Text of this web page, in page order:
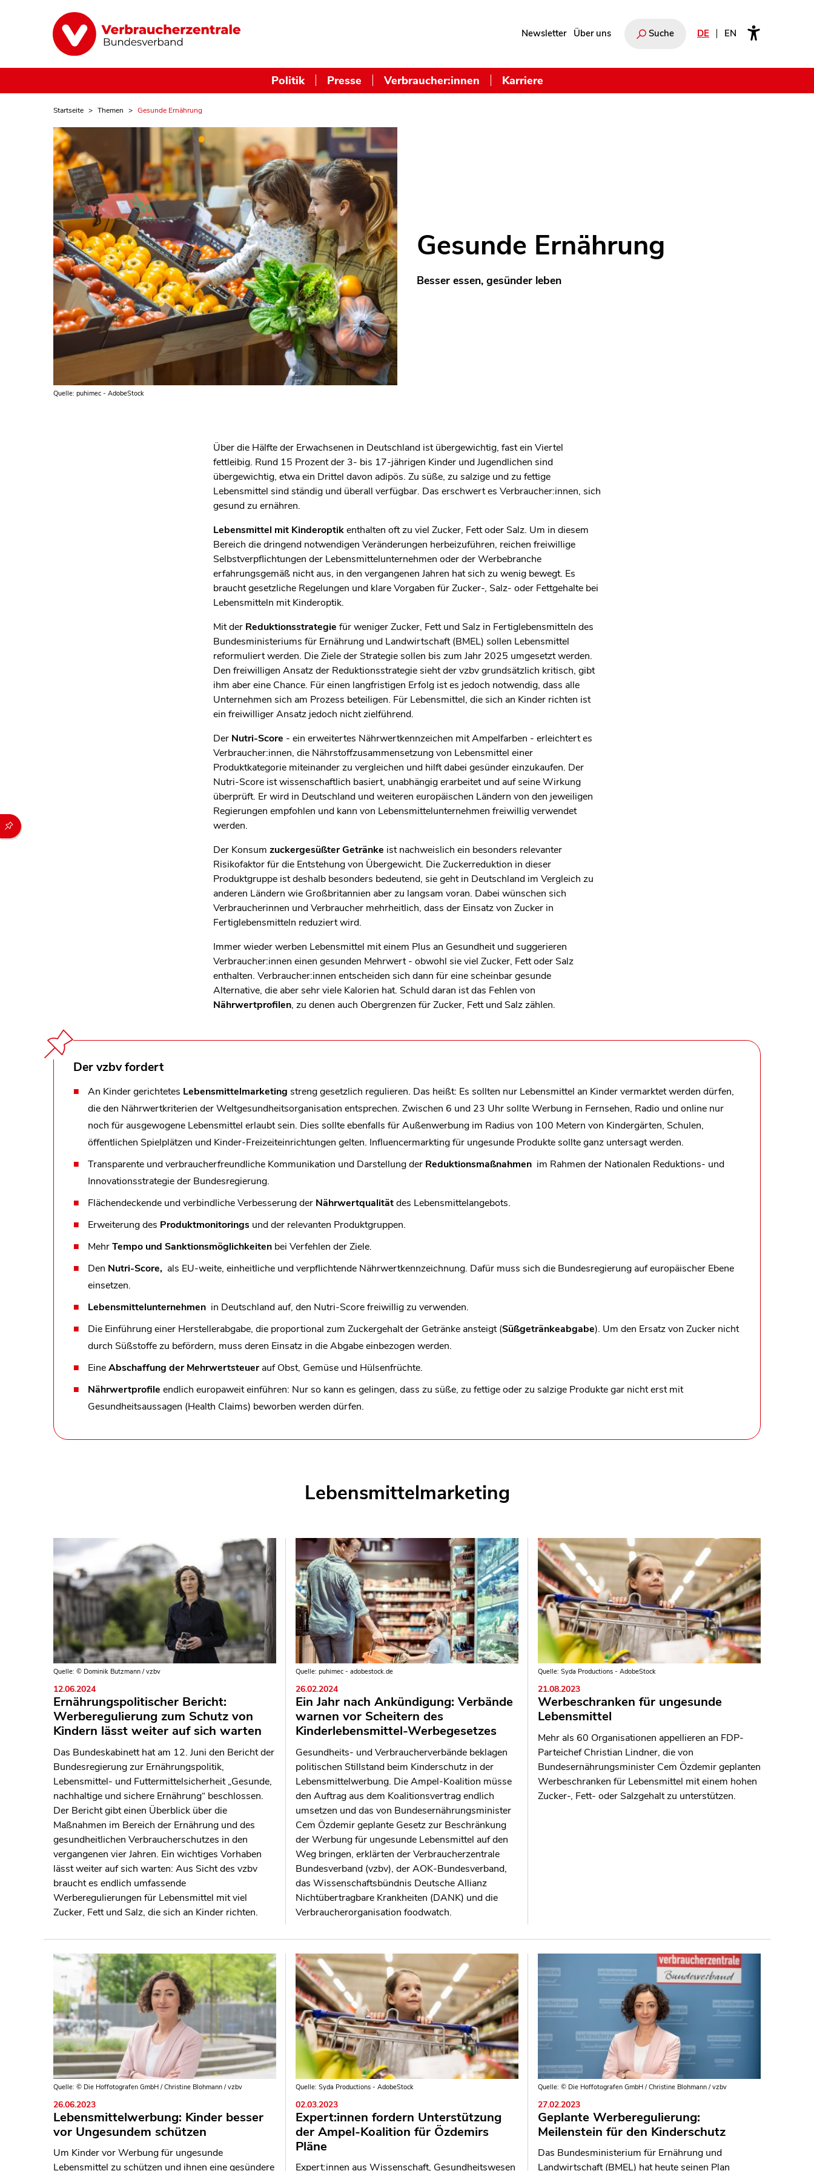
Newsletter Über uns Suche DE EN
Politik Presse Verbraucher:innen Karriere
Durch die folgenden Buttons können Sie direkt auf einen speziellen Bereich des Inhaltes springen
Startseite Themen Gesunde Ernährung
Quelle: puhimec - AdobeStock
Gesunde Ernährung
Besser essen, gesünder leben
Über die Hälfte der Erwachsenen in Deutschland ist übergewichtig, fast ein Viertel
fettleibig. Rund 15 Prozent der 3- bis 17-jährigen Kinder und Jugendlichen sind
übergewichtig, etwa ein Drittel davon adipös. Zu süße, zu salzige und zu fettige
Lebensmittel sind ständig und überall verfügbar. Das erschwert es Verbraucher:innen, sich
gesund zu ernähren.
Lebensmittel mit Kinderoptikenthalten oft zu viel Zucker, Fett oder Salz. Um in diesem
Bereich die dringend notwendigen Veränderungen herbeizuführen, reichen freiwillige
Selbstverpflichtungen der Lebensmittelunternehmen oder der Werbebranche
erfahrungsgemäß nicht aus, in den vergangenen Jahren hat sich zu wenig bewegt. Es
braucht gesetzliche Regelungen und klare Vorgaben für Zucker-, Salz- oder Fettgehalte bei
Lebensmitteln mit Kinderoptik.
Mit der Reduktionsstrategie für weniger Zucker, Fett und Salz in Fertiglebensmitteln des
Bundesministeriums für Ernährung und Landwirtschaft (BMEL) sollen Lebensmittel
reformuliert werden. Die Ziele der Strategie sollen bis zum Jahr 2025 umgesetzt werden.
Den freiwilligen Ansatz der Reduktionsstrategie sieht der vzbv grundsätzlich kritisch, gibt
ihm aber eine Chance. Für einen langfristigen Erfolg ist es jedoch notwendig, dass alle
Unternehmen sich am Prozess beteiligen. Für Lebensmittel, die sich an Kinder richten ist
ein freiwilliger Ansatz jedoch nicht zielführend.
Der Nutri-Score - ein erweitertes Nährwertkennzeichen mit Ampelfarben - erleichtert es
Verbraucher:innen, die Nährstoffzusammensetzung von Lebensmittel einer
Produktkategorie miteinander zu vergleichen und hilft dabei gesünder einzukaufen. Der
Nutri-Score ist wissenschaftlich basiert, unabhängig erarbeitet und auf seine Wirkung
überprüft. Er wird in Deutschland und weiteren europäischen Ländern von den jeweiligen
Regierungen empfohlen und kann von Lebensmittelunternehmen freiwillig verwendet
werden.
Der Konsum zuckergesüßter Getränke ist nachweislich ein besonders relevanter
Risikofaktor für die Entstehung von Übergewicht. Die Zuckerreduktion in dieser
Produktgruppe ist deshalb besonders bedeutend, sie geht in Deutschland im Vergleich zu
anderen Ländern wie Großbritannien aber zu langsam voran. Dabei wünschen sich
Verbraucherinnen und Verbraucher mehrheitlich, dass der Einsatz von Zucker in
Fertiglebensmitteln reduziert wird.
Immer wieder werben Lebensmittel mit einem Plus an Gesundheit und suggerieren
Verbraucher:innen einen gesunden Mehrwert - obwohl sie viel Zucker, Fett oder Salz
enthalten. Verbraucher:innen entscheiden sich dann für eine scheinbar gesunde
Alternative, die aber sehr viele Kalorien hat. Schuld daran ist das Fehlen von
Nährwertprofilen, zu denen auch Obergrenzen für Zucker, Fett und Salz zählen.
Der vzbv fordert
An Kinder gerichtetes Lebensmittelmarketing streng gesetzlich regulieren. Das heißt: Es sollten nur Lebensmittel an Kinder vermarktet werden dürfen,
die den Nährwertkriterien der Weltgesundheitsorganisation entsprechen. Zwischen 6 und 23 Uhr sollte Werbung in Fernsehen, Radio und online nur
noch für ausgewogene Lebensmittel erlaubt sein. Dies sollte ebenfalls für Außenwerbung im Radius von 100 Metern von Kindergärten, Schulen,
öffentlichen Spielplätzen und Kinder-Freizeiteinrichtungen gelten. Influencermarkting für ungesunde Produkte sollte ganz untersagt werden.
Transparente und verbraucherfreundliche Kommunikation und Darstellung der Reduktionsmaßnahmen im Rahmen der Nationalen Reduktions- und
Innovationsstrategie der Bundesregierung.
Flächendeckende und verbindliche Verbesserung der Nährwertqualitätdes Lebensmittelangebots.
Erweiterung des Produktmonitorings und der relevanten Produktgruppen.
MehrTempo und Sanktionsmöglichkeiten bei Verfehlen der Ziele.
Den Nutri-Score, als EU-weite, einheitliche und verpflichtende Nährwertkennzeichnung. Dafür muss sich die Bundesregierung auf europäischer Ebene
einsetzen.
Lebensmittelunternehmen in Deutschland auf, den Nutri-Score freiwillig zu verwenden.
Die Einführung einer Herstellerabgabe, die proportional zum Zuckergehalt der Getränke ansteigt (Süßgetränkeabgabe). Um den Ersatz von Zucker nicht
durch Süßstoffe zu befördern, muss deren Einsatz in die Abgabe einbezogen werden.
EineAbschaffung der Mehrwertsteuerauf Obst, Gemüse und Hülsenfrüchte.
Nährwertprofile endlich europaweit einführen: Nur so kann es gelingen, dass zu süße, zu fettige oder zu salzige Produkte gar nicht erst mit
Gesundheitsaussagen (Health Claims) beworben werden dürfen.
Lebensmittelmarketing
Quelle: © Dominik Butzmann / vzbv
12.06.2024
Ernährungspolitischer Bericht:
Werberegulierung zum Schutz von
Kindern lässt weiter auf sich warten
Das Bundeskabinett hat am 12. Juni den Bericht der
Bundesregierung zur Ernährungspolitik,
Lebensmittel- und Futtermittelsicherheit „Gesunde,
nachhaltige und sichere Ernährung“ beschlossen.
Der Bericht gibt einen Überblick über die
Maßnahmen im Bereich der Ernährung und des
gesundheitlichen Verbraucherschutzes in den
vergangenen vier Jahren. Ein wichtiges Vorhaben
lässt weiter auf sich warten: Aus Sicht des vzbv
braucht es endlich umfassende
Werberegulierungen für Lebensmittel mit viel
Zucker, Fett und Salz, die sich an Kinder richten.
Quelle: puhimec - adobestock.de
26.02.2024
Ein Jahr nach Ankündigung: Verbände
warnen vor Scheitern des
Kinderlebensmittel-Werbegesetzes
Gesundheits- und Verbraucherverbände beklagen
politischen Stillstand beim Kinderschutz in der
Lebensmittelwerbung. Die Ampel-Koalition müsse
den Auftrag aus dem Koalitionsvertrag endlich
umsetzen und das von Bundesernährungsminister
Cem Özdemir geplante Gesetz zur Beschränkung
der Werbung für ungesunde Lebensmittel auf den
Weg bringen, erklärten der Verbraucherzentrale
Bundesverband (vzbv), der AOK-Bundesverband,
das Wissenschaftsbündnis Deutsche Allianz
Nichtübertragbare Krankheiten (DANK) und die
Verbraucherorganisation foodwatch.
Quelle: Syda Productions - AdobeStock
21.08.2023
Werbeschranken für ungesunde
Lebensmittel
Mehr als 60 Organisationen appellieren an FDP-
Parteichef Christian Lindner, die von
Bundesernährungsminister Cem Özdemir geplanten
Werbeschranken für Lebensmittel mit einem hohen
Zucker-, Fett- oder Salzgehalt zu unterstützen.
Quelle: © Die Hoffotografen GmbH / Christine Blohmann / vzbv
26.06.2023
Lebensmittelwerbung: Kinder besser
vor Ungesundem schützen
Um Kinder vor Werbung für ungesunde
Lebensmittel zu schützen und ihnen eine gesündere
Quelle: Syda Productions - AdobeStock
02.03.2023
Expert:innen fordern Unterstützung
der Ampel-Koalition für Özdemirs
Pläne
Expert:innen aus Wissenschaft, Gesundheitswesen
Quelle: © Die Hoffotografen GmbH / Christine Blohmann / vzbv
27.02.2023
Geplante Werberegulierung:
Meilenstein für den Kinderschutz
Das Bundesministerium für Ernährung und
Landwirtschaft (BMEL) hat heute seinen Plan